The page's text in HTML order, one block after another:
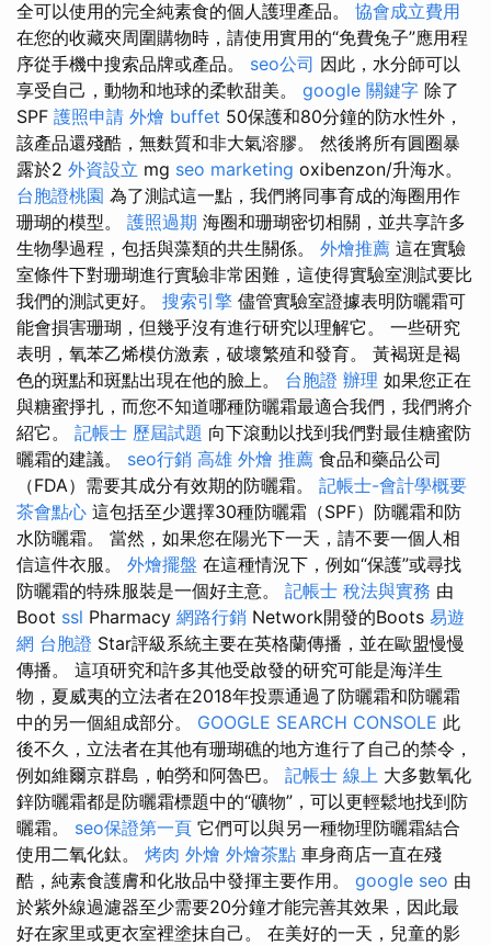
全可以使用的完全純素食的個人護理產品。 協會成立費用
在您的收藏夾周圍購物時，請使用實用的“免費兔子”應用程
序從手機中搜索品牌或產品。 seo公司 因此，水分師可以
享受自己，動物和地球的柔軟甜美。 google 關鍵字 除了
SPF 護照申請 外燴 buffet 50保護和80分鐘的防水性外，
該產品還殘酷，無麩質和非大氣溶膠。 然後將所有圓圈暴
露於2 外資設立 mg seo marketing oxibenzon/升海水。
台胞證桃園 為了測試這一點，我們將同事育成的海圈用作
珊瑚的模型。 護照過期 海圈和珊瑚密切相關，並共享許多
生物學過程，包括與藻類的共生關係。 外燴推薦 這在實驗
室條件下對珊瑚進行實驗非常困難，這使得實驗室測試要比
我們的測試更好。 搜索引擎 儘管實驗室證據表明防曬霜可
能會損害珊瑚，但幾乎沒有進行研究以理解它。 一些研究
表明，氧苯乙烯模仿激素，破壞繁殖和發育。 黃褐斑是褐
色的斑點和斑點出現在他的臉上。 台胞證 辦理 如果您正在
與糖蜜掙扎，而您不知道哪種防曬霜最適合我們，我們將介
紹它。 記帳士 歷屆試題 向下滾動以找到我們對最佳糖蜜防
曬霜的建議。 seo行銷 高雄 外燴 推薦 食品和藥品公司
（FDA）需要其成分有效期的防曬霜。 記帳士-會計學概要
茶會點心 這包括至少選擇30種防曬霜（SPF）防曬霜和防
水防曬霜。 當然，如果您在陽光下一天，請不要一個人相
信這件衣服。 外燴擺盤 在這種情況下，例如“保護”或尋找
防曬霜的特殊服裝是一個好主意。 記帳士 稅法與實務 由
Boot ssl Pharmacy 網路行銷 Network開發的Boots 易遊
網 台胞證 Star評級系統主要在英格蘭傳播，並在歐盟慢慢
傳播。 這項研究和許多其他受啟發的研究可能是海洋生
物，夏威夷的立法者在2018年投票通過了防曬霜和防曬霜
中的另一個組成部分。 GOOGLE SEARCH CONSOLE 此
後不久，立法者在其他有珊瑚礁的地方進行了自己的禁令，
例如維爾京群島，帕勞和阿魯巴。 記帳士 線上 大多數氧化
鋅防曬霜都是防曬霜標題中的“礦物”，可以更輕鬆地找到防
曬霜。 seo保證第一頁 它們可以與另一種物理防曬霜結合
使用二氧化鈦。 烤肉 外燴 外燴茶點 車身商店一直在殘
酷，純素食護膚和化妝品中發揮主要作用。 google seo 由
於紫外線過濾器至少需要20分鐘才能完善其效果，因此最
好在家里或更衣室裡塗抹自己。 在美好的一天，兒童的影